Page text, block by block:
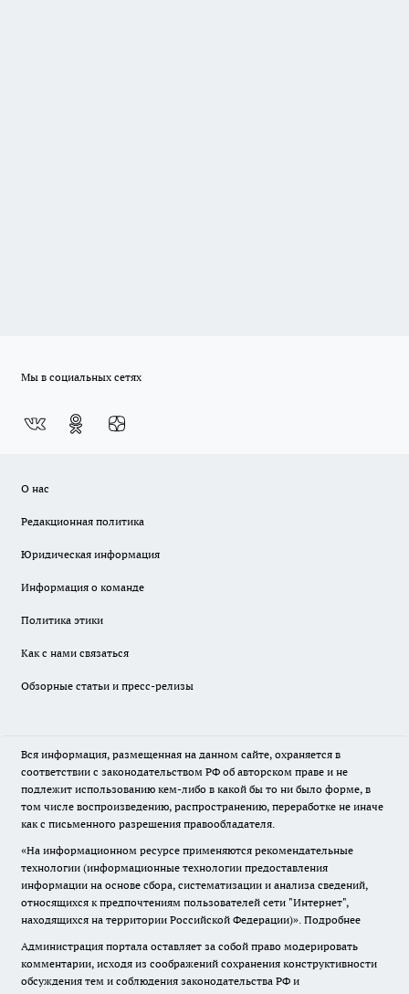
Мы в социальных сетях
О нас
Редакционная политика
Юридическая информация
Информация о команде
Политика этики
Как с нами связаться
Обзорные статьи и пресс-релизы
Вся информация, размещенная на данном сайте, охраняется в
соответствии с законодательством РФ об авторском праве и не
подлежит использованию кем-либо в какой бы то ни было форме, в
том числе воспроизведению, распространению, переработке не иначе
как с письменного разрешения правообладателя.
«На информационном ресурсе применяются рекомендательные
технологии (информационные технологии предоставления
информации на основе сбора, систематизации и анализа сведений,
относящихся к предпочтениям пользователей сети "Интернет",
находящихся на территории Российской Федерации)». Подробнее
Администрация портала оставляет за собой право модерировать
комментарии, исходя из соображений сохранения конструктивности
обсуждения тем и соблюдения законодательства РФ и